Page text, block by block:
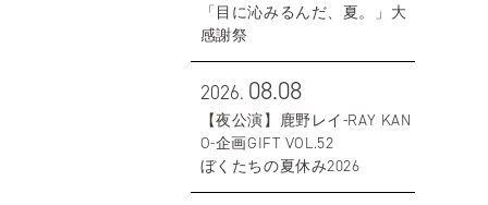
「目に沁みるんだ、夏。」大
感謝祭
2026. 08.08
【夜公演】鹿野レイ-RAY KAN
O-企画GIFT VOL.52
ぼくたちの夏休み2026